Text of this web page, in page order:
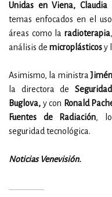
Unidas en Viena,
temas enfocados en el
áreas como la radioterapia
análisis de microplásticosy
Asimismo, la ministra
la directora de
Buglova, y con Ronald
Fuentes de Radiación,
seguridad tecnológica.
Noticias Venevisión.